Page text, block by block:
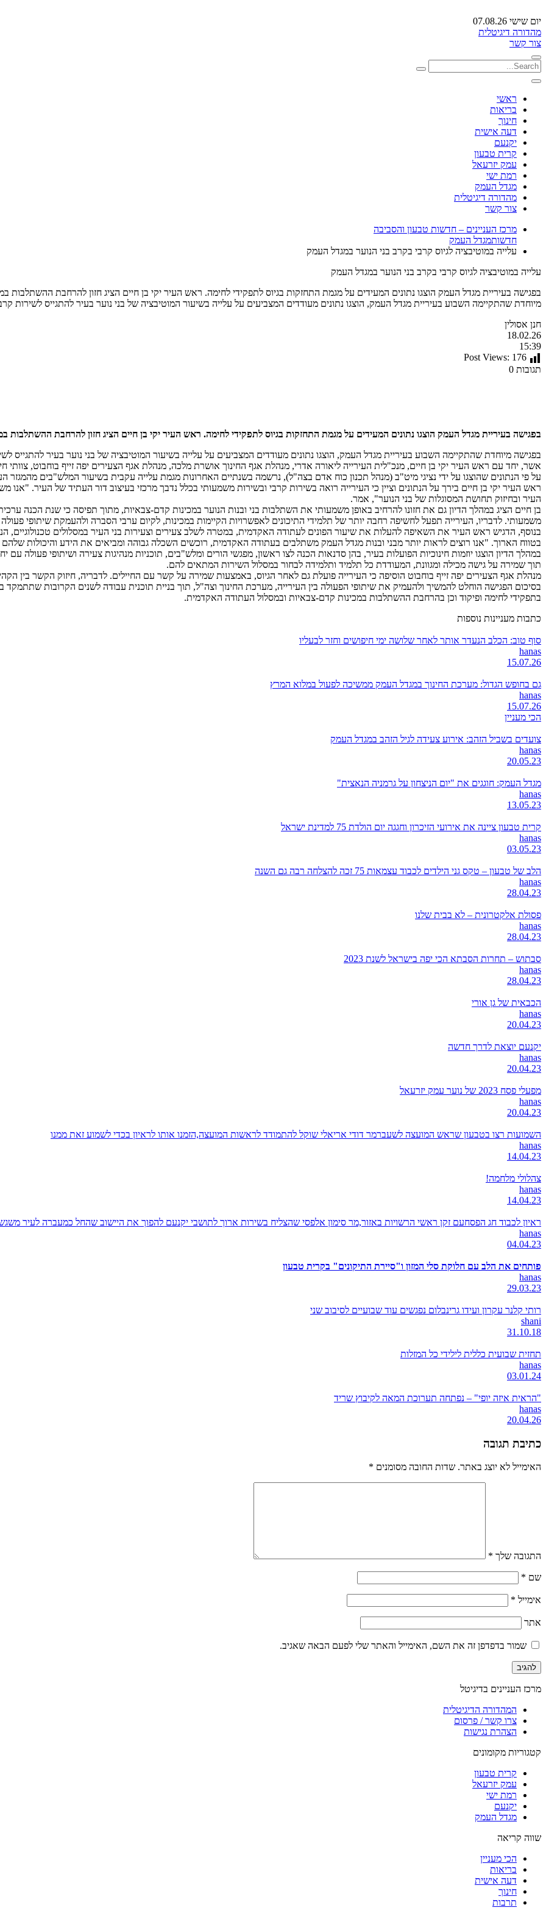
יום שישי 07.08.26
מהדורה דיגיטלית
צור קשר
ראשי
בריאות
חינוך
דעה אישית
יקנעם
קרית טבעון
עמק יזרעאל
רמת ישי
מגדל העמק
מהדורה דיגיטלית
צור קשר
מרכז העניינים – חדשות טבעון והסביבה
חדשותמגדל העמק
עלייה במוטיבציה לגיוס קרבי בקרב בני הנוער במגדל העמק
עלייה במוטיבציה לגיוס קרבי בקרב בני הנוער במגדל העמק
בפגישה בעיריית מגדל העמק הוצגו נתונים המעידים על מגמת התחזקות בגיוס לתפקידי לחימה. ראש העיר יקי בן חיים הציג חזון להרחבת
מיוחדת שהתקיימה השבוע בעיריית מגדל העמק, הוצגו נתונים מעודדים המצביעים על עלייה בשיעור המוטיבציה של בני נוער בעיר להתגייס לשירות
חנן אסולין
18.02.26
15:39
Post Views: 176
תגובות 0
בפגישה בעיריית מגדל העמק הוצגו נתונים המעידים על מגמת התחזקות בגיוס לתפקידי לחימה. ראש העיר יקי בן חיים הציג חזון להרחבת
בפגישה מיוחדת שהתקיימה השבוע בעיריית מגדל העמק, הוצגו נתונים מעודדים המצביעים על עלייה בשיעור המוטיבציה של בני נוער בעיר
אשר, יחד עם ראש העיר יקי בן חיים, מנכ"לית העירייה ליאורה אדרי, מנהלת אגף החינוך אושרת מלכה, מנהלת אגף הצעירים יפה זייף בוחבוט, צוותי
על פי הנתונים שהוצגו על ידי נציגי מיט"ב (מנהל תכנון כוח אדם בצה"ל), נרשמה בשנתיים האחרונות מגמת עלייה עקבית בשיעור המלש"בים
ראש העיר יקי בן חיים בירך על הנתונים וציין כי העירייה רואה בשירות קרבי ובשירות משמעותי בכלל נדבך מרכזי בעיצוב דור העתיד של העיר. "אנו
העיר ובחיזוק תחושת המסוגלות של בני הנוער", אמר.
בן חיים הציג במהלך הדיון גם את חזונו להרחיב באופן משמעותי את השתלבות בני ובנות הנוער במכינות קדם-צבאיות, מתוך תפיסה כי שנת הכנה
משמעותי. לדבריו, העירייה תפעל לחשיפה רחבה יותר של תלמידי התיכונים לאפשרויות הקיימות במכינות, לקיום ערבי הסברה ולהעמקת שיתופי
בנוסף, הדגיש ראש העיר את השאיפה להעלות את שיעור הפונים לעתודה האקדמית, במטרה לשלב צעירים וצעירות בני העיר במסלולים טכנולוגיים,
בטווח הארוך. "אנו רוצים לראות יותר מבני ובנות מגדל העמק משתלבים בעתודה האקדמית, רוכשים השכלה גבוהה ומביאים את הידע והיכולות שלהם
במהלך הדיון הוצגו יוזמות חינוכיות הפועלות בעיר, בהן סדנאות הכנה לצו ראשון, מפגשי הורים ומלש"בים, תוכניות מנהיגות צעירה ושיתופי
תוך שמירה על גישה מכילה ומגוונת, המעודדת כל תלמיד ותלמידה לבחור במסלול השירות המתאים להם.
מנהלת אגף הצעירים יפה זייף בוחבוט הוסיפה כי העירייה פועלת גם לאחר הגיוס, באמצעות שמירה על קשר עם החיילים. לדבריה, חיזוק הקשר בין
בסיכום הפגישה הוחלט להמשיך ולהעמיק את שיתופי הפעולה בין העירייה, מערכת החינוך וצה"ל, תוך בניית תוכנית עבודה לשנים הקרובות
בתפקידי לחימה ופיקוד וכן בהרחבת ההשתלבות במכינות קדם-צבאיות ובמסלול העתודה האקדמית.
כתבות מעניינות נוספות
סוף טוב: הכלב הנעדר אותר לאחר שלושה ימי חיפושים וחזר לבעליו
hanas
15.07.26
גם בחופש הגדול: מערכת החינוך במגדל העמק ממשיכה לפעול במלוא המרץ
hanas
15.07.26
הכי מעניין
צועדים בשביל הזהב: אירוע צעידה לגיל הזהב במגדל העמק
hanas
20.05.23
מגדל העמק: חוגגים את "יום הניצחון על גרמניה הנאצית"
hanas
13.05.23
קרית טבעון ציינה את אירועי הזיכרון וחגגה יום הולדת 75 למדינת ישראל
hanas
03.05.23
הלב של טבעון – טקס גני הילדים לכבוד עצמאות 75 זכה להצלחה רבה גם השנה
hanas
28.04.23
פסולת אלקטרונית – לא בבית שלנו
hanas
28.04.23
סבתוש – תחרות הסבתא הכי יפה בישראל לשנת 2023
hanas
28.04.23
הכבאית של גן אורי
hanas
20.04.23
יקנעם יוצאת לדרך חדשה
hanas
20.04.23
מפעלי פסח 2023 של נוער עמק יזרעאל
hanas
20.04.23
השמועות רצו בטבעון שראש המועצה לשעברמר דודי אריאלי שוקל להתמודד לראשות המועצה,הזמנו אותו לראיון בכדי לשמוע זאת ממנו
hanas
14.04.23
צהלולי מלחמה!
hanas
14.04.23
ראיון לכבוד חג הפסחעם זקן ראשי הרשויות באזור,מר סימון אלפסי שהצליח בשירות ארוך לתושבי יקנעם להפוך את היישוב שהחל כמעברה לעיר
hanas
04.04.23
פותחים את הלב עם חלוקת סלי המזון ו"סיירת התיקונים" בקרית טבעון
hanas
29.03.23
רותי קלנר עקרון ועידו גרינבלום נפגשים עוד שבועיים לסיבוב שני
shani
31.10.18
תחזית שבועית כללית לילידי כל המזלות
hanas
03.01.24
"הראית איזה יופי" – נפתחה תערוכת המאה לקיבוץ שריד
hanas
20.04.26
כתיבת תגובה
האימייל לא יוצג באתר. שדות החובה מסומנים *
התגובה שלך *
שם *
אימייל *
אתר
שמור בדפדפן זה את השם, האימייל והאתר שלי לפעם הבאה שאגיב.
מרכז העניינים בדיגיטל
המהדורה הדיגיטלית
צרו קשר / פרסום
הצהרת נגישות
קטגוריות מקומונים
קרית טבעון
עמק יזרעאל
רמת ישי
יקנעם
מגדל העמק
שווה קריאה
הכי מעניין
בריאות
דעה אישית
חינוך
תרבות